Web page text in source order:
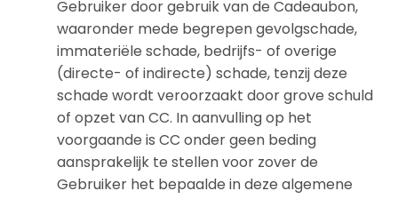
Gebruiker door gebruik van de Cadeaubon,
waaronder mede begrepen gevolgschade,
immateriële schade, bedrijfs- of overige
(directe- of indirecte) schade, tenzij deze
schade wordt veroorzaakt door grove schuld
of opzet van CC. In aanvulling op het
voorgaande is CC onder geen beding
aansprakelijk te stellen voor zover de
Gebruiker het bepaalde in deze algemene